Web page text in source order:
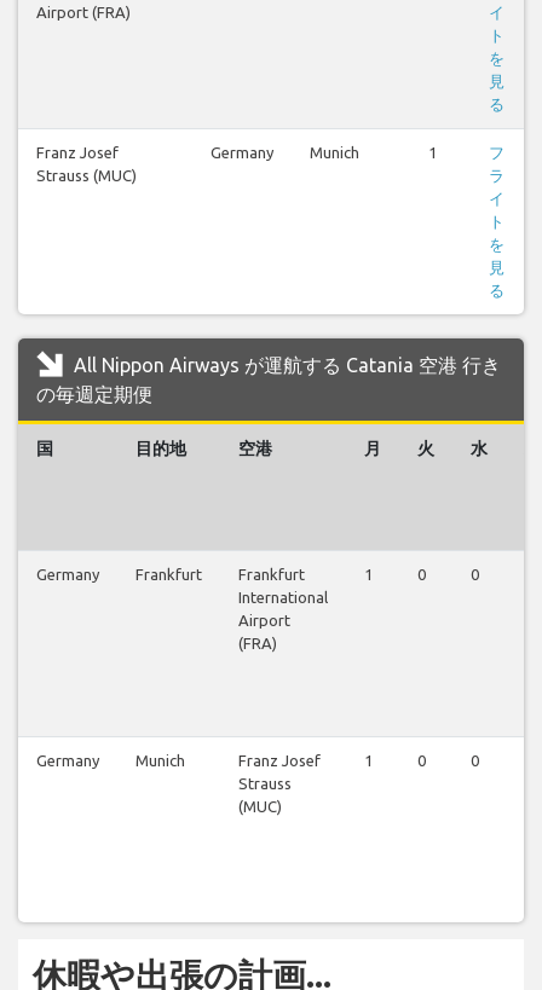
Airport (FRA)
イ
ト
を
見
る
Franz Josef
Strauss (MUC)
Germany Munich 1
フ
ラ
イ
ト
を
見
る
All Nippon Airways が運航する Catania 空港 行き
の毎週定期便
国 目的地 空港 月 火 水
Germany Frankfurt
Frankfurt
International
Airport
(FRA)
1 0 0
Germany Munich
Franz Josef
Strauss
(MUC)
1 0 0
休暇や出張の計画...